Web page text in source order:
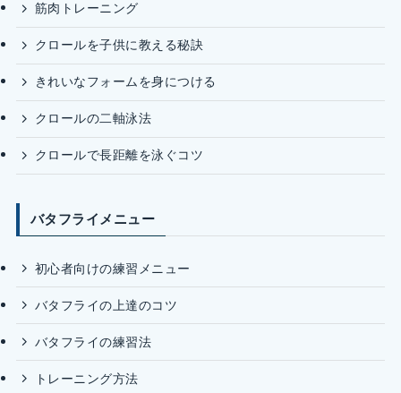
筋肉トレーニング
クロールを子供に教える秘訣
きれいなフォームを身につける
クロールの二軸泳法
クロールで長距離を泳ぐコツ
バタフライメニュー
初心者向けの練習メニュー
バタフライの上達のコツ
バタフライの練習法
トレーニング方法